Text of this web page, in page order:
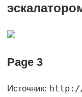
Page 3
Источник: http://